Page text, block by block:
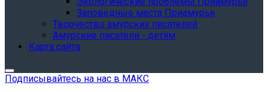
Заповедные места Приамурья
Творчество амурских писателей
Амурские писатели - детям
Карта сайта
Подписывайтесь на нас в МАКС